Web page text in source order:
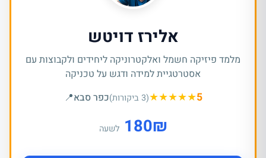
אלירז דויטש
מלמד פיזיקה חשמל ואלקטרוניקה ליחידים ולקבוצות עם
אסטרטגיית למידה ודגש על טכניקה
(3 ביקורות)★★★★★5 כפר סבא📍
₪
180 לשעה